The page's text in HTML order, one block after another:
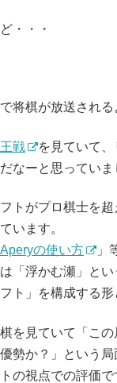
・・・
将棋が放送される
戦 を見ていて
なーと思っていま
トがプロ棋士を
います。
Aperyの使い方
」
は「浮かむ瀬」と
ト」を構成する形
を見ていて「こ
勢か？」という
の視点での評価で